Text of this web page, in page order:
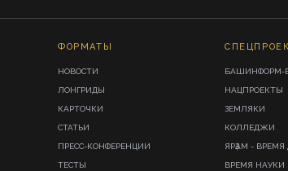
ФОРМАТЫ
НОВОСТИ
ЛОНГРИДЫ
КАРТОЧКИ
СТАТЬИ
ПРЕСС-КОНФЕРЕНЦИИ
ТЕСТЫ
БАШИНФОРМ-
НАЦПРОЕКТЫ
ЗЕМЛЯКИ
КОЛЛЕДЖИ
ЯРҘАМ -
ВРЕМЯ НАУКИ